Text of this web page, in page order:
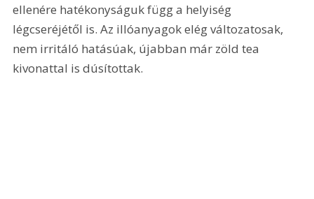
ellenére hatékonyságuk függ a helyiség
légcseréjétől is. Az illóanyagok elég változatosak,
nem irritáló hatásúak, újabban már zöld tea
kivonattal is dúsítottak.